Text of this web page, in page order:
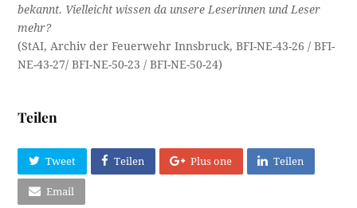
bekannt. Vielleicht wissen da unsere Leserinnen und Leser
mehr?
(StAI, Archiv der Feuerwehr Innsbruck, BFI-NE-43-26 / BFI-
NE-43-27/ BFI-NE-50-23 / BFI-NE-50-24)
Teilen
Tweet Teilen Plus one Teilen
Email